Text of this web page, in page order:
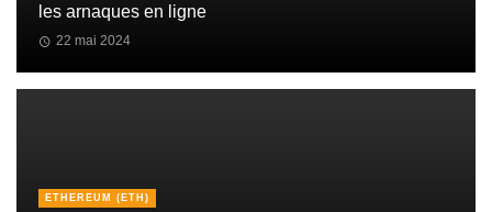
les arnaques en ligne
22 mai 2024
ETHEREUM (ETH)